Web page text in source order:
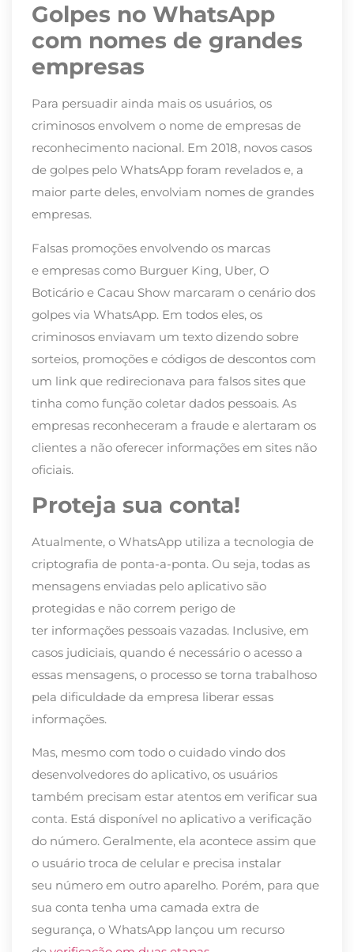
Golpes no WhatsApp
com nomes de grandes
empresas
Para persuadir ainda mais os usuários, os
criminosos envolvem o nome de empresas de
reconhecimento nacional. Em 2018, novos casos
de golpes pelo WhatsApp foram revelados e, a
maior parte deles, envolviam nomes de grandes
empresas.
Falsas promoções envolvendo os marcas
e empresas como Burguer King, Uber, O
Boticário e Cacau Show marcaram o cenário dos
golpes via WhatsApp. Em todos eles, os
criminosos enviavam um texto dizendo sobre
sorteios, promoções e códigos de descontos com
um link que redirecionava para falsos sites que
tinha como função coletar dados pessoais. As
empresas reconheceram a fraude e alertaram os
clientes a não oferecer informações em sites não
oficiais.
Proteja sua conta!
Atualmente, o WhatsApp utiliza a tecnologia de
criptografia de ponta-a-ponta. Ou seja, todas as
mensagens enviadas pelo aplicativo são
protegidas e não correm perigo de
ter informações pessoais vazadas. Inclusive, em
casos judiciais, quando é necessário o acesso a
essas mensagens, o processo se torna trabalhoso
pela dificuldade da empresa liberar essas
informações.
Mas, mesmo com todo o cuidado vindo dos
desenvolvedores do aplicativo, os usuários
também precisam estar atentos em verificar sua
conta. Está disponível no aplicativo a verificação
do número. Geralmente, ela acontece assim que
o usuário troca de celular e precisa instalar
seu número em outro aparelho. Porém, para que
sua conta tenha uma camada extra de
segurança, o WhatsApp lançou um recurso